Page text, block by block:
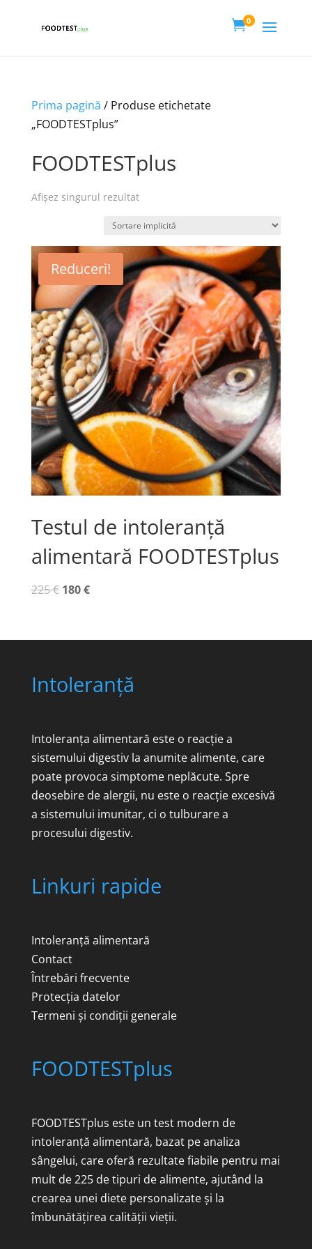
0
Prima pagină / Produse etichetate
„FOODTESTplus”
FOODTESTplus
Afișez singurul rezultat
Reduceri!
Testul de intoleranță
alimentară FOODTESTplus
225€ Prețul
180€Prețul
Intoleranță
Intoleranța alimentară este o reacție a
sistemului digestiv la anumite alimente, care
poate provoca simptome neplăcute. Spre
deosebire de alergii, nu este o reacție excesivă
a sistemului imunitar, ci o tulburare a
procesului digestiv.
Linkuri rapide
Intoleranță alimentară
Contact
Întrebări frecvente
Protecția datelor
Termeni și condiții generale
FOODTESTplus
FOODTESTplus este un test modern de
intoleranță alimentară, bazat pe analiza
sângelui, care oferă rezultate fiabile pentru mai
mult de 225 de tipuri de alimente, ajutând la
crearea unei diete personalizate și la
îmbunătățirea calității vieții.